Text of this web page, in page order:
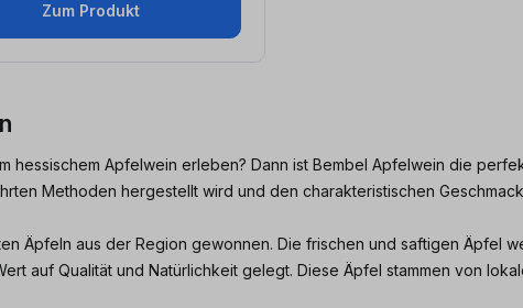
Zum Produkt
hessischem Apfelwein erleben? Dann ist Bembel Apfelwein die
Methoden hergestellt wird und den charakteristischen
Äpfeln aus der Region gewonnen. Die frischen und saftigen Äpfel
auf Qualität und Natürlichkeit gelegt. Diese Äpfel stammen von